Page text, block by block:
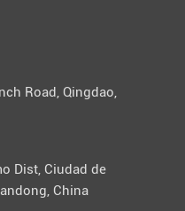
Road, Qingdao,
Dist, Ciudad de
China